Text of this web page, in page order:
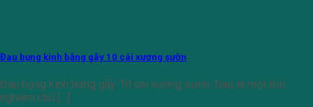
Đau bụng kinh bằng gãy 10 cái xương sườn
Đau bụng kinh bằng gãy 10 cái xương sườn: Đau là một trải
nghiệm chủ [...]